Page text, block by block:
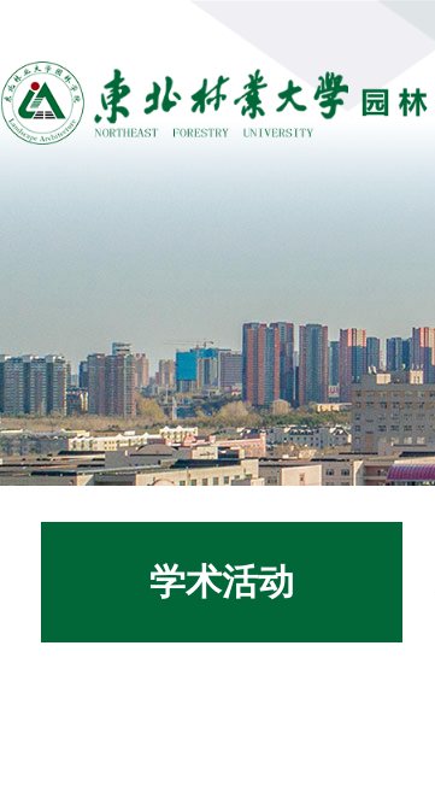
学术活动